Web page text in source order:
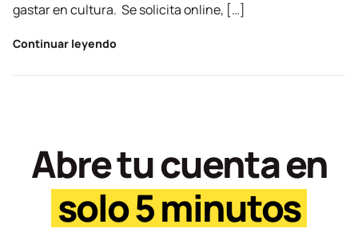
gastar en cultura. Se solicita online, […]
Continuar leyendo
Abre tu cuenta en
solo 5 minutos